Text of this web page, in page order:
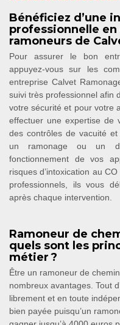
Bénéficiez d’une
professionnelle
ramoneurs de
Pour assurer le bon
appuyez-vous sur les
entreprise Calvet
suivi très professionnel afin
votre sécurité et pour votre
effectuer une expertise de
des contrôles de vacuité et
un ramonage ou un
fonctionnement de vos
risques d’intoxication au
professionnels, ils vous
après chaque intervention.
Ramoneur de
quels sont les
métier ?
Être un ramoneur de
nombreux avantages. Tout
librement et en toute
bien payée puisqu’un